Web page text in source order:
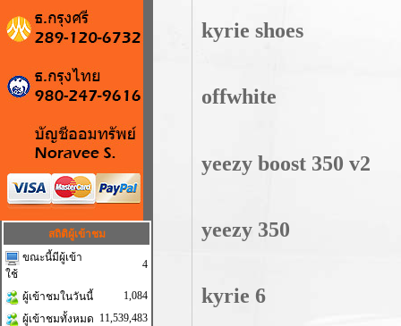
สถิติผู้เข้าชม
ขณะนี้มีผู้เข้า
ใช้
4
ผู้เข้าชมในวันนี้
1,084
ผู้เข้าชมทั้งหมด 11,539,483
kyrie shoes
offwhite
yeezy boost 350 v2
yeezy 350
kyrie 6